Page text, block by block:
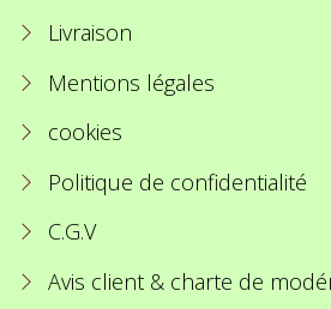
Livraison
Mentions légales
cookies
Politique de confidentialité
C.G.V
Avis client & charte de